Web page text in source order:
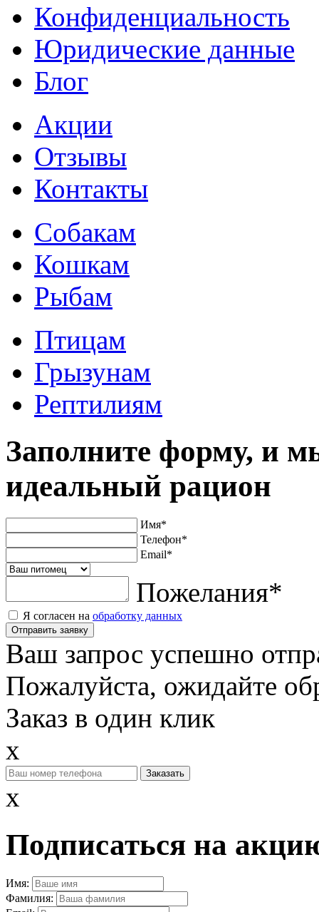
Конфиденциальность
Юридические данные
Блог
Акции
Отзывы
Контакты
Собакам
Кошкам
Рыбам
Птицам
Грызунам
Рептилиям
Заполните форму, и
идеальный рацион
Имя*
Телефон*
Email*
Пожелания*
Я согласен на обработку данных
Отправить заявку
Ваш запрос успешно
Пожалуйста, ожидайте
Заказ в один клик
x
x
Подписаться на
Имя:
Фамилия: